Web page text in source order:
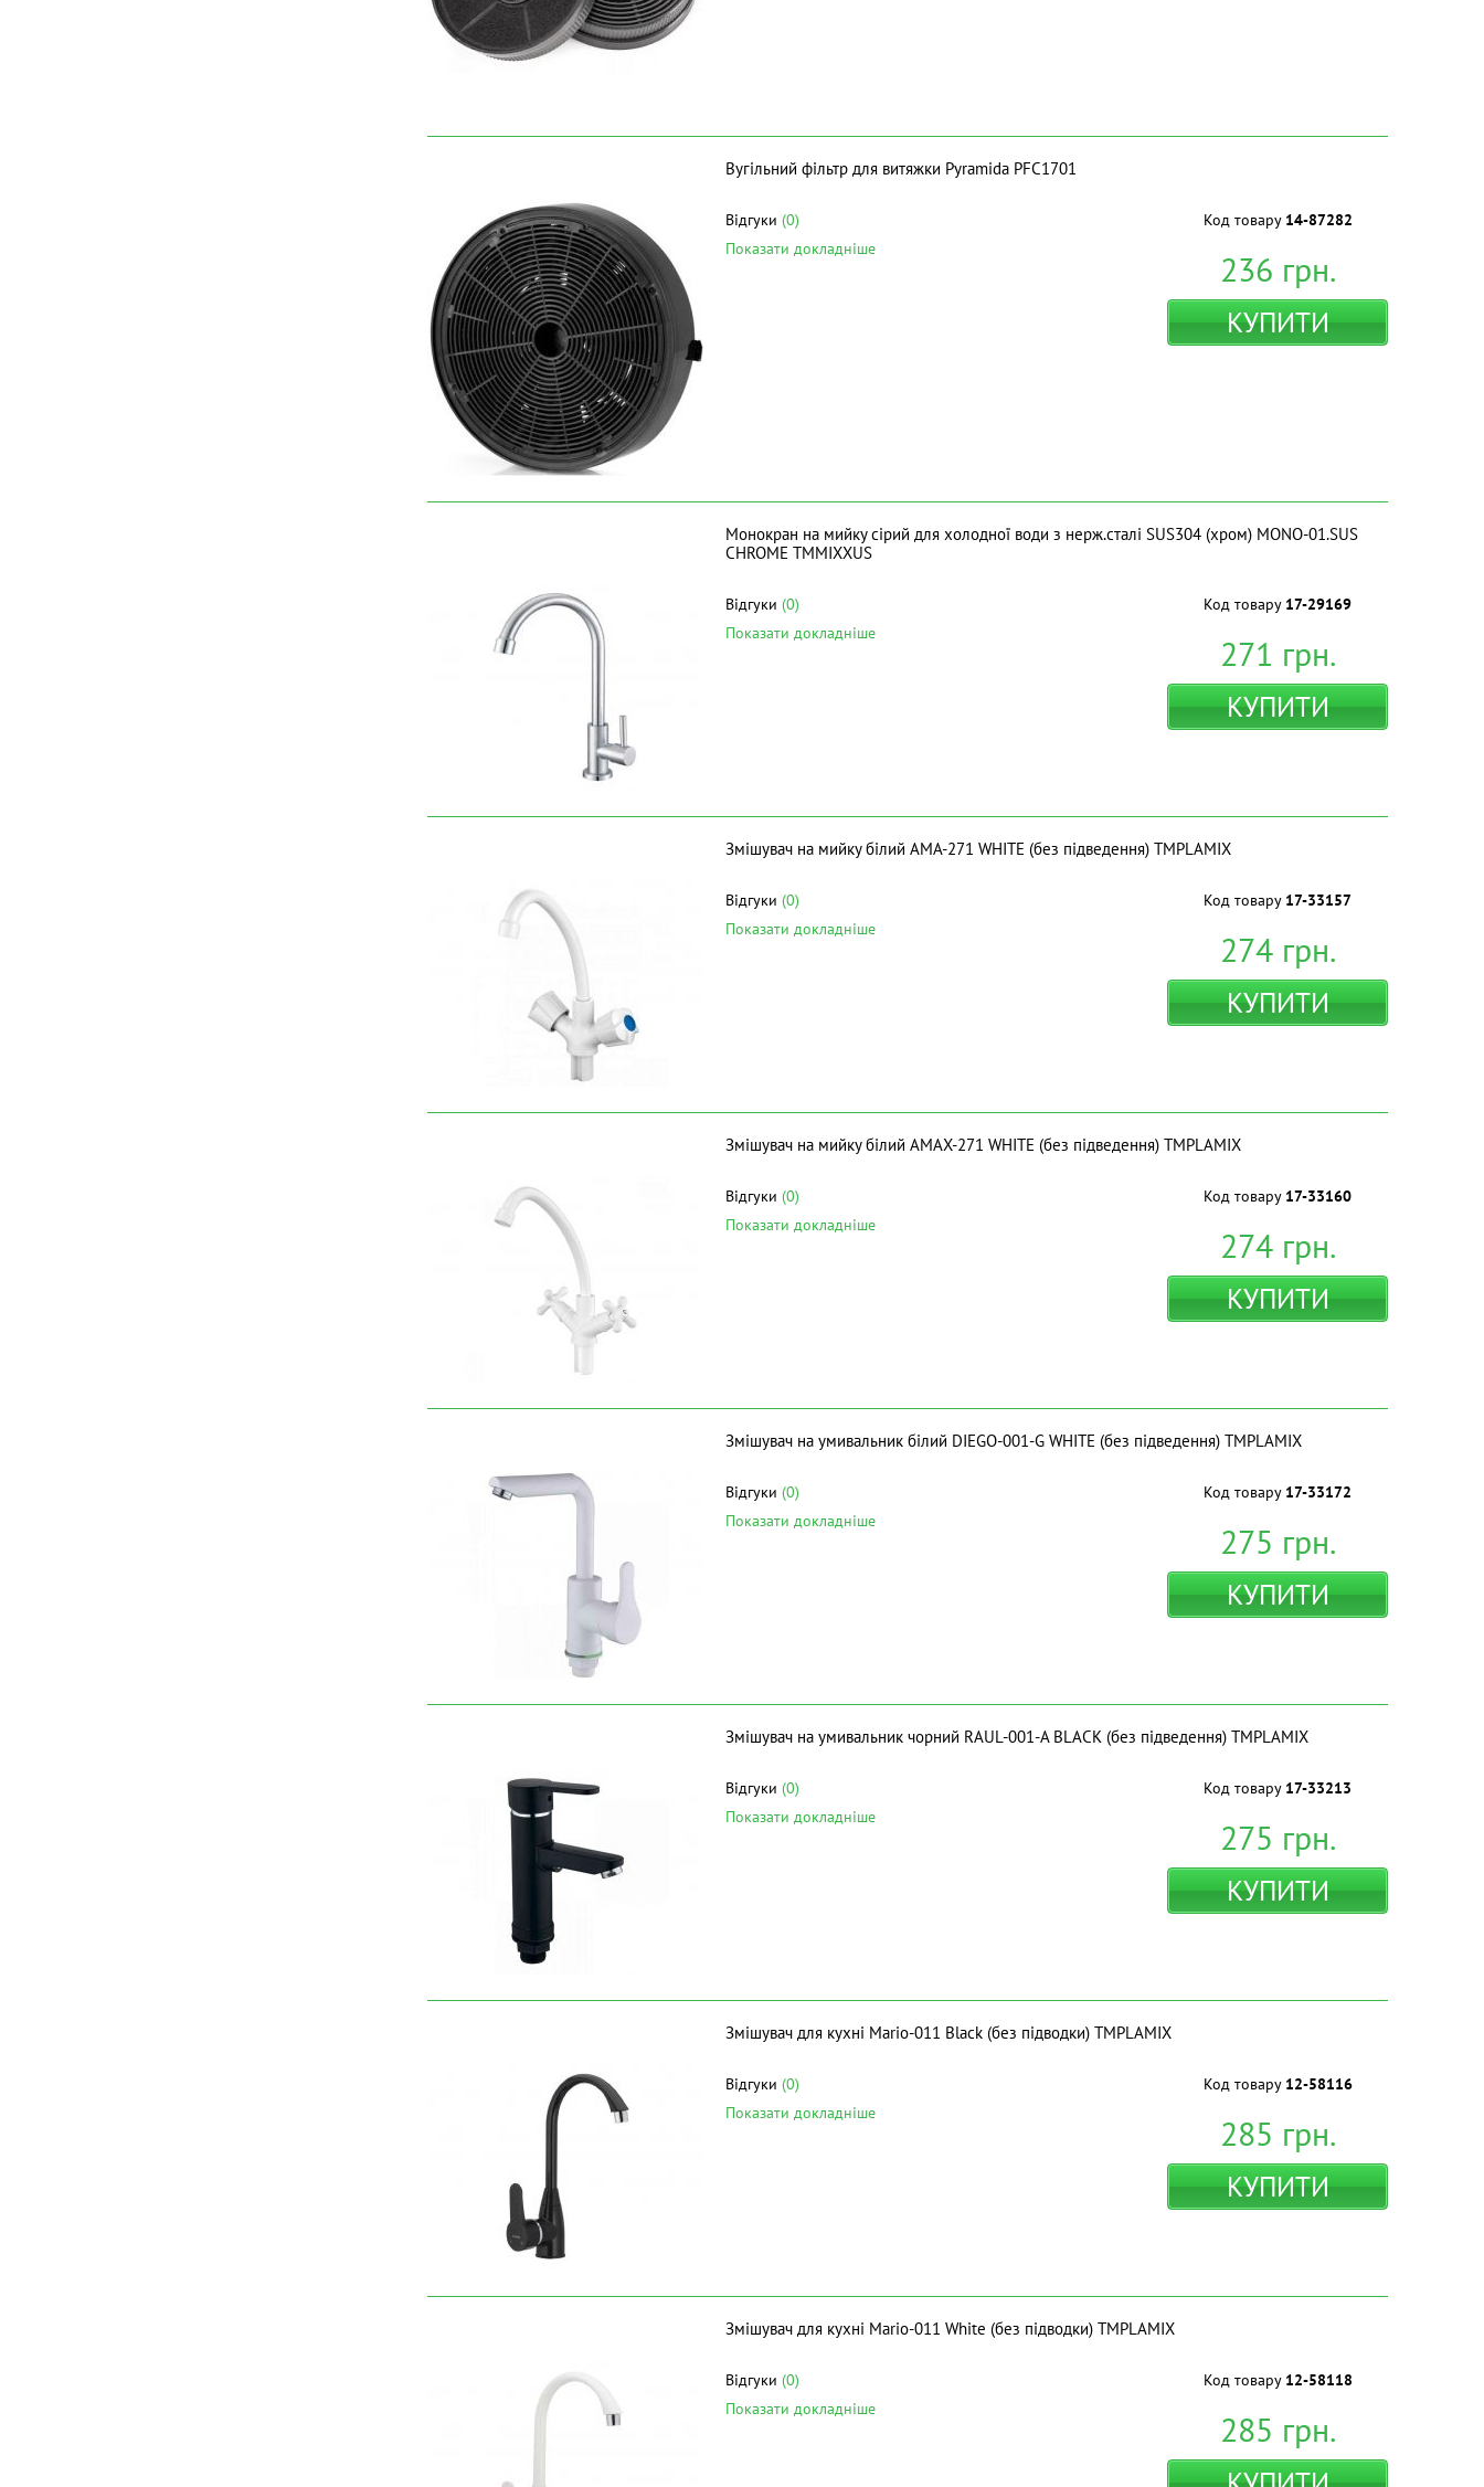
Вугільний фільтр для витяжки Pyramida PFC1701
Відгуки (0)
Показати докладніше
Код товару 14-87282
236 грн.
КУПИТИ
Монокран на мийку сірий для холодної води з нерж.сталі SUS304 (хром) MONO-01.SUS
CHROME ТМMIXXUS
Відгуки (0)
Показати докладніше
Код товару 17-29169
271 грн.
КУПИТИ
Змішувач на мийку білий AMA-271 WHITE (без підведення) ТМPLAMIX
Відгуки (0)
Показати докладніше
Код товару 17-33157
274грн.
КУПИТИ
Змішувач на мийку білий AMAX-271 WHITE (без підведення) ТМPLAMIX
Відгуки (0)
Показати докладніше
Код товару 17-33160
274грн.
КУПИТИ
Змішувач на умивальник білий DIEGO-001-G WHITE (без підведення) ТМPLAMIX
Відгуки (0)
Показати докладніше
Код товару 17-33172
275 грн.
КУПИТИ
Змішувач на умивальник чорний RAUL-001-A BLACK (без підведення) ТМPLAMIX
Відгуки (0)
Показати докладніше
Код товару 17-33213
275 грн.
КУПИТИ
Змішувач для кухні Mario-011 Black (без підводки) ТМPLAMIX
Відгуки (0)
Показати докладніше
Код товару 12-58116
285 грн.
КУПИТИ
Змішувач для кухні Mario-011 White (без підводки) ТМPLAMIX
Відгуки (0)
Показати докладніше
Код товару 12-58118
285 грн.